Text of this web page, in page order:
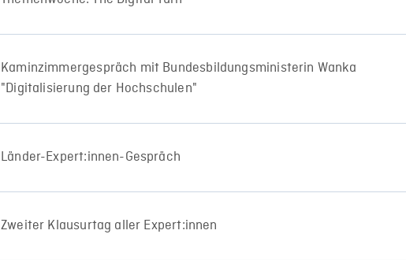
Kaminzimmergespräch mit Bundesbildungsministerin Wanka
"Digitalisierung der Hochschulen"
Länder-Expert:innen-Gespräch
Zweiter Klausurtag aller Expert:innen